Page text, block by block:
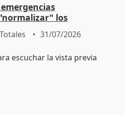
los
sufrir un incendio
31/07/2026